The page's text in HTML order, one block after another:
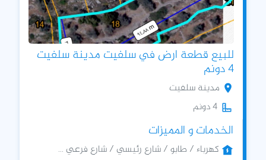
للبيع قطعة ارض في سلفيت مدينة سلفيت
4 دونم
مدينة سلفيت
4 دونم
الخدمات و المميزات
كهرباء / طابو / شارع رئيسي / شارع فرعي ...